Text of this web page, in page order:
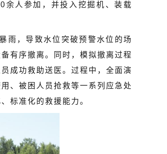
余人参加，并投入挖掘机、装载
雨，导致水位突破预警水位的场
有序撤离。同时，模拟撤离过程
成功救助送医。过程中，全面演
、被困人员抢救等一系列应急处
标准化的救援能力。